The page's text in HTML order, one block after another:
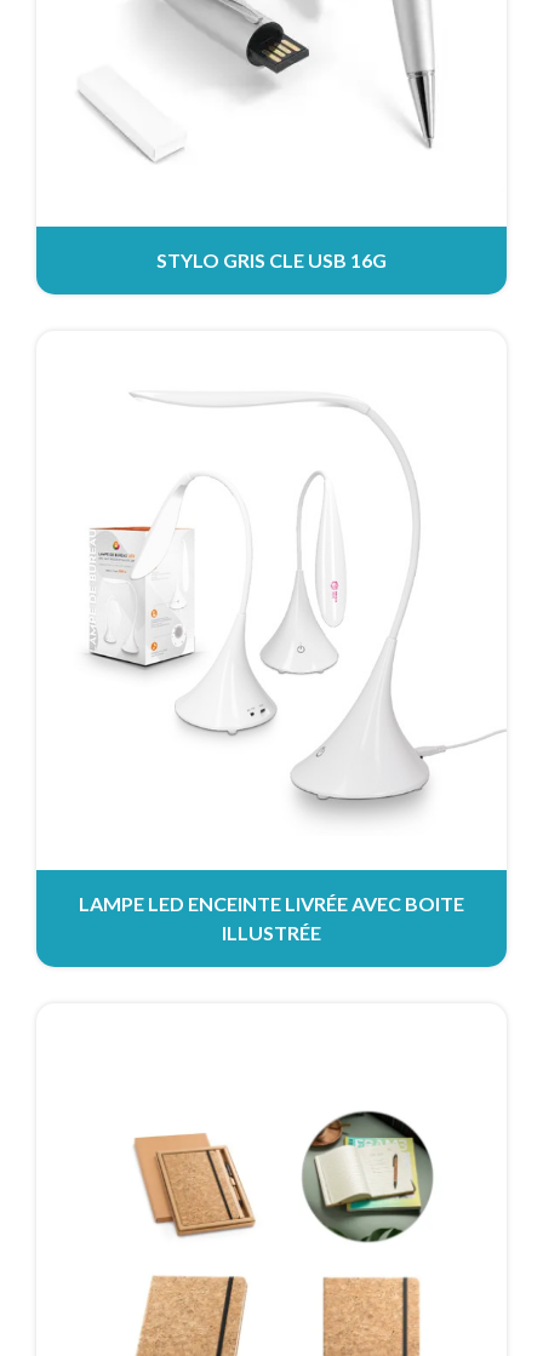
STYLO GRIS CLE USB 16G
LAMPE LED ENCEINTE LIVRÉE AVEC BOITE
ILLUSTRÉE